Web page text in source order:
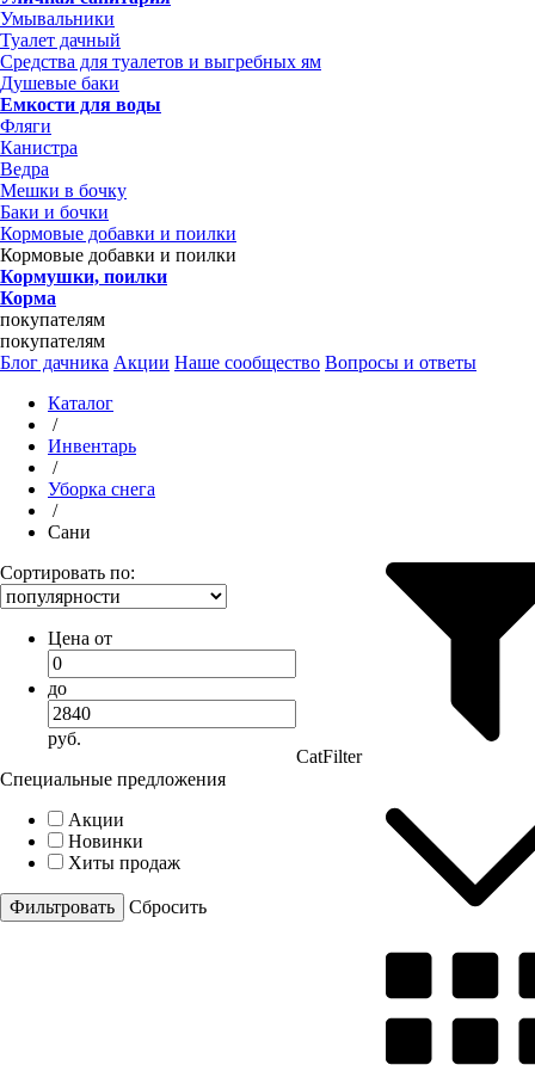
Умывальники
Туалет дачный
Средства для туалетов и выгребных ям
Душевые баки
Емкости для воды
Фляги
Канистра
Ведра
Мешки в бочку
Баки и бочки
Кормовые добавки и поилки
Кормовые добавки и поилки
Кормушки, поилки
Корма
покупателям
покупателям
Блог дачника Акции Наше сообщество Вопросы и ответы
Каталог
/
Инвентарь
/
Уборка снега
/
Сани
Сортировать по:
Цена от
до
руб.
Специальные предложения
Акции
Новинки
Хиты продаж
Cбросить
CatFilter